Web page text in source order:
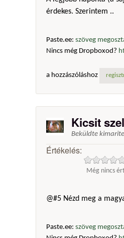
érdekes. Szerintem ..
Paste.ee: szöveg
Nincs még Dropboxod?
a hozzászóláshoz
Kicsit
Beküldte kimarite
Értékelés:
Még nincs
@#5 Nézd meg a
Paste.ee: szöveg